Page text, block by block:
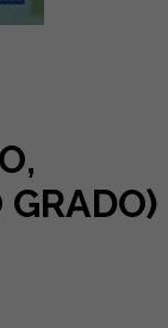
GRADO)